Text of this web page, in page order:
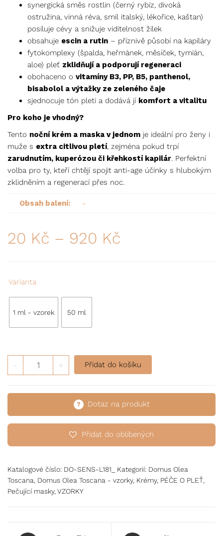
synergická směs rostlin (černý rybíz, divoká
ostružina, vinná réva, smil italský, lékořice, kaštan)
posiluje cévy a snižuje viditelnost žilek
obsahuje escin a rutin – příznivě působí na kapiláry
fytokomplexy (špalda, heřmánek, měsíček, tymián,
aloe) pleť zklidňují a podporují regeneraci
obohaceno o vitamíny B3, PP, B5, panthenol,
bisabolol a výtažky ze zeleného čaje
sjednocuje tón pleti a dodává jí komfort a vitalitu
Pro koho je vhodný?
Tento noční krém a maska v jednom je ideální pro ženy i
muže s extra citlivou pletí, zejména pokud trpí
zarudnutím, kuperózou či křehkostí kapilár. Perfektní
volba pro ty, kteří chtějí spojit anti-age účinky s hlubokým
zklidněním a regenerací přes noc.
Obsah balení: -
20 Kč – 920 Kč
Varianta
1 ml - vzorek 50 ml
- Noční krém a maska na obličej ANTI-AGE pro extra
+ Přidat do košíku
Dotaz na produkt
Přidat do oblíbených
Katalogové číslo: DO-SENS-L181_ Kategorií: Domus Olea
Toscana Domus Olea Toscana - vzorky, Krémy, PÉČE O PLEŤ
Pečující masky, VZORKY